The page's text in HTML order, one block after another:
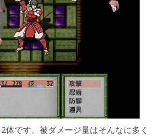
体です。被ダメージ量はそんなに多く